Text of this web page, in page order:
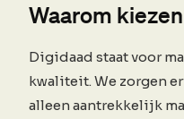
Waarom
Digidaad staat voor
kwaliteit. We zorgen
alleen aantrekkelijk